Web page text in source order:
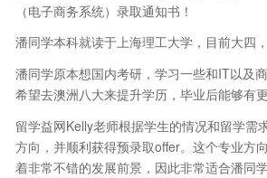
（电子商务系统）录取通知书！
潘同学本科就读于上海理工大学，目前大四
潘同学原本想国内考研，学习一些和IT以及
希望去澳洲八大来提升学历，毕业后能够有
留学益网Kelly老师根据学生的情况和留学
方向，并顺利获得预录取offer。这个专业方
着非常不错的发展前景，因此非常适合潘同